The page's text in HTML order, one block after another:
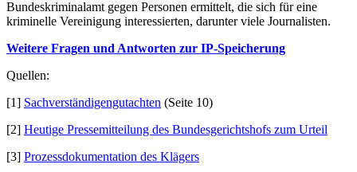
Bundeskriminalamt gegen Personen ermittelt, die sich für eine
kriminelle Vereinigung interessierten, darunter viele Journalisten.
Weitere Fragen und Antworten zur IP-Speicherung
Quellen:
[1] Sachverständigengutachten (Seite 10)
[2] Heutige Pressemitteilung des Bundesgerichtshofs zum Urteil
[3] Prozessdokumentation des Klägers